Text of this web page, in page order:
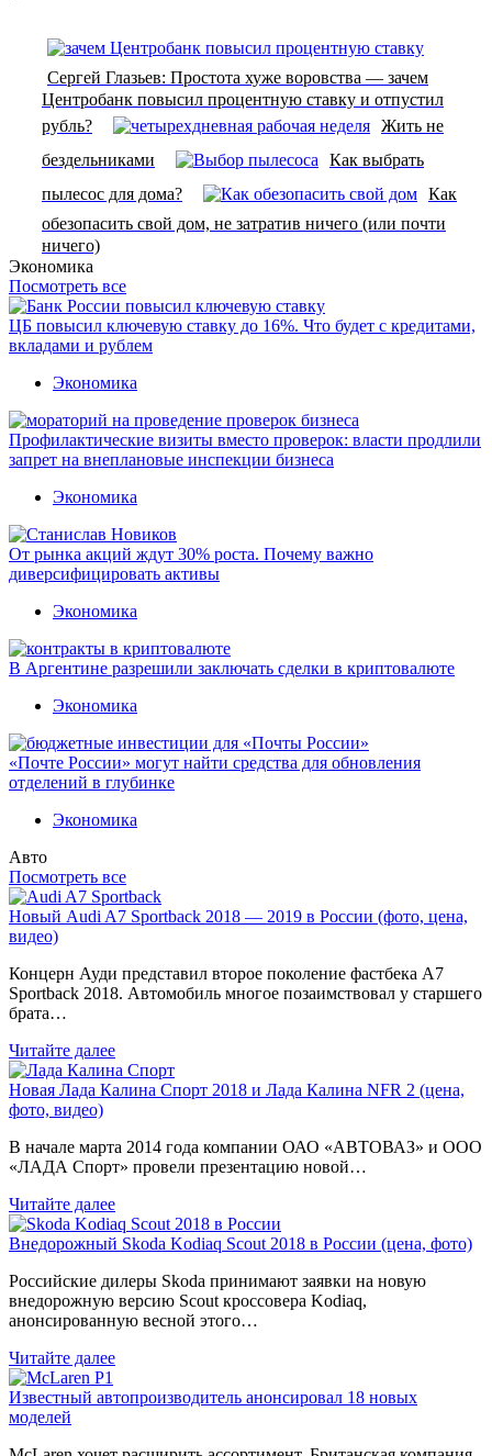
Сергей Глазьев: Простота хуже воровства — зачем
Центробанк повысил процентную ставку и отпустил
рубль?
Жить не
бездельниками
Как выбрать
пылесос для дома?
Как
обезопасить свой дом, не затратив ничего (или почти
ничего)
Экономика
Посмотреть все
ЦБ повысил ключевую ставку до 16%. Что будет с кредитами,
вкладами и рублем
Экономика
Профилактические визиты вместо проверок: власти продлили
запрет на внеплановые инспекции бизнеса
Экономика
От рынка акций ждут 30% роста. Почему важно
диверсифицировать активы
Экономика
В Аргентине разрешили заключать сделки в криптовалюте
Экономика
«Почте России» могут найти средства для обновления
отделений в глубинке
Экономика
Авто
Посмотреть все
Новый Audi A7 Sportback 2018 — 2019 в России (фото, цена,
видео)
Концерн Ауди представил второе поколение фастбека A7
Sportback 2018. Автомобиль многое позаимствовал у старшего
брата…
Читайте далее
Новая Лада Калина Спорт 2018 и Лада Калина NFR 2 (цена,
фото, видео)
В начале марта 2014 года компании ОАО «АВТОВАЗ» и ООО
«ЛАДА Спорт» провели презентацию новой…
Читайте далее
Внедорожный Skoda Kodiaq Scout 2018 в России (цена, фото)
Российские дилеры Skoda принимают заявки на новую
внедорожную версию Scout кроссовера Kodiaq,
анонсированную весной этого…
Читайте далее
Известный автопроизводитель анонсировал 18 новых
моделей